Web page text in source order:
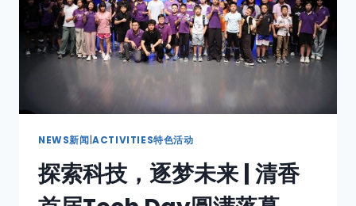
NEWS新闻 |ACTIVITIES特色活动
探索科技，逐梦未来 | 清香